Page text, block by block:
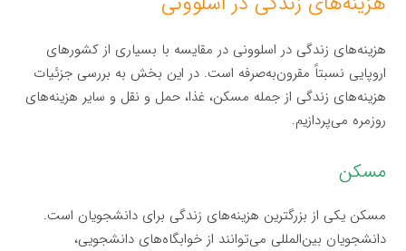
هزینه‌های زندگی در اسلوونی در مقایسه با بسیاری از کشورهای
اروپایی نسبتاً مقرون‌به‌صرفه است. در این بخش به بررسی جزئیات
هزینه‌های زندگی از جمله مسکن، غذا، حمل و نقل و سایر هزینه‌های
روزمره می‌پردازیم.
مسکن
مسکن یکی از بزرگترین هزینه‌های زندگی برای دانشجویان است.
دانشجویان بین‌المللی می‌توانند از خوابگاه‌های دانشجویی،